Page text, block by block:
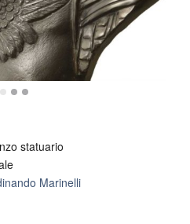
statuario
Marinelli